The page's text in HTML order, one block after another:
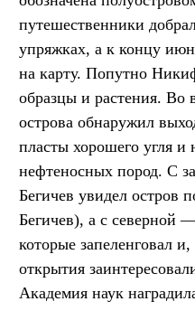
путешественники
упряжках, а к концу
на карту. Попутно
образцы и растения. Во
острова обнаружил
пласты хорошего угля и
нефтеносных пород. С
Бегичев увидел
Бегичев), а с северной
которые запеленговал
открытия
Академия наук